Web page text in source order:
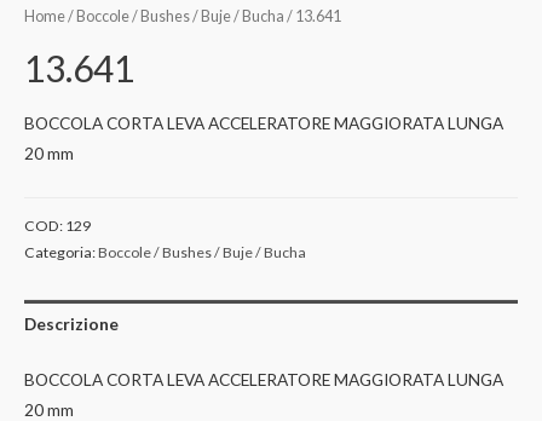
Home/ Boccole / Bushes / Buje / Bucha / 13.641
13.641
BOCCOLA CORTA LEVA ACCELERATORE MAGGIORATA LUNGA
20 mm
COD: 129
Categoria:Boccole / Bushes / Buje / Bucha
Descrizione
BOCCOLA CORTA LEVA ACCELERATORE MAGGIORATA LUNGA
20 mm